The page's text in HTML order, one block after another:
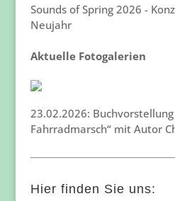
Sounds of Spring 2026 -
Neujahr
Aktuelle Fotogalerien
23.02.2026:
Fahrradmarsch“ mit Autor
Hier finden Sie uns: